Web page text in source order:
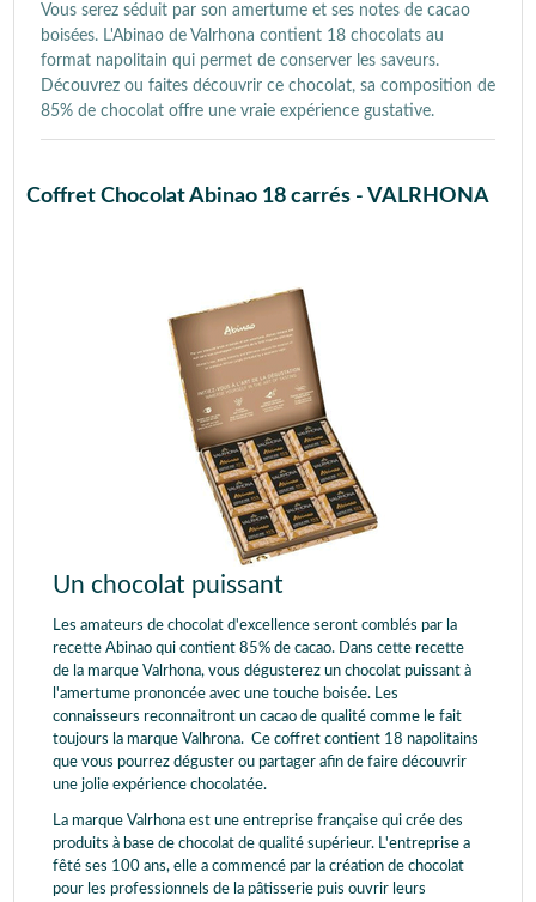
Vous serez séduit par son amertume et ses notes de cacao
boisées. L'Abinao de Valrhona contient 18 chocolats au
format napolitain qui permet de conserver les saveurs.
Découvrez ou faites découvrir ce chocolat, sa composition de
85% de chocolat offre une vraie expérience gustative.
Coffret Chocolat Abinao 18 carrés - VALRHONA
Un chocolat puissant
Les amateurs de chocolat d'excellence seront comblés par la
recette Abinao qui contient 85% de cacao. Dans cette recette
de la marque Valrhona, vous dégusterez un chocolat puissant à
l'amertume prononcée avec une touche boisée. Les
connaisseurs reconnaitront un cacao de qualité comme le fait
toujours la marque Valhrona. Ce coffret contient 18 napolitains
que vous pourrez déguster ou partager afin de faire découvrir
une jolie expérience chocolatée.
La marque Valrhona est une entreprise française qui crée des
produits à base de chocolat de qualité supérieur. L'entreprise a
fêté ses 100 ans, elle a commencé par la création de chocolat
pour les professionnels de la pâtisserie puis ouvrir leurs